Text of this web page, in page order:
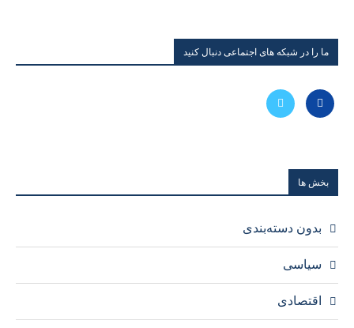
ما را در شبکه های اجتماعی دنبال کنید
بخش ها
بدون دسته‌بندی
سیاسی
اقتصادی